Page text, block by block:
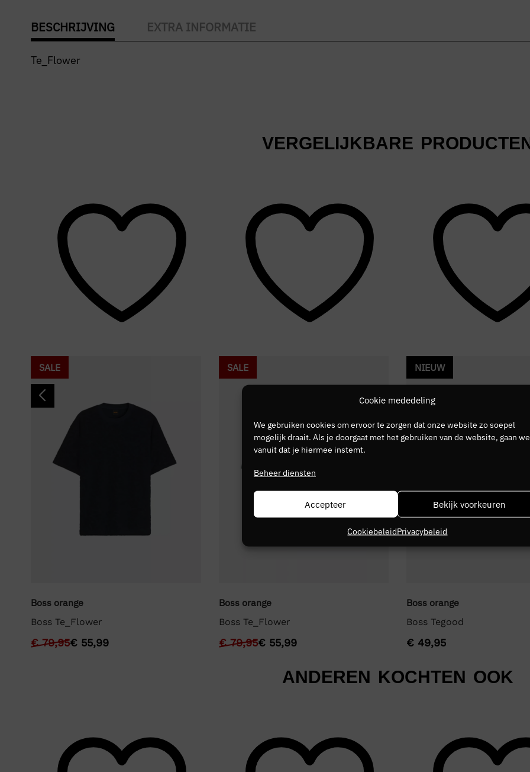
Cookie mededeling
We gebruiken cookies om ervoor te zorgen dat onze website zo soepel
mogelijk draait. Als je doorgaat met het gebruiken van de website, gaan
vanuit dat je hiermee instemt.
Beheer diensten
Accepteer Bekijk voorkeuren
CookiebeleidPrivacybeleid
BESCHRIJVING EXTRA INFORMATIE
Te_Flower
VERGELIJKBARE
SALE
Boss orange
Boss Te_Flower
€79,95€ 55,99
SALE
Boss orange
Boss Te_Flower
€79,95€55,99
NIEUW
Boss orange
Boss Tegood
€ 49,95
ANDEREN KOCHTEN OOK